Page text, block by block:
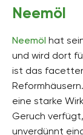
Neemöl
Neemöl hat
und wird dort
ist das
eine starke
Geruch
unverdünnt